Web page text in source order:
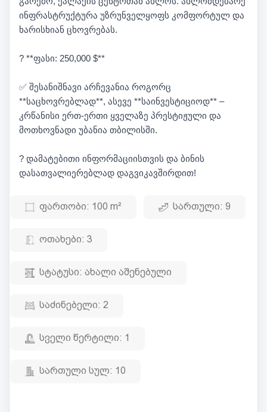
ინფრასტრუქტურა უზრუნველყოფს კომფორტულ და
ხარისხიან ცხოვრებას.
? **ფასი: 250,000 $**
✅ შესანიშნავი არჩევანია როგორც
**საცხოვრებლად**, ასევე **საინვესტიციოდ** –
კრწანისი ერთ-ერთი ყველაზე პრესტიჟული და
მოთხოვნადი უბანია თბილისში.
? დამატებითი ინფორმაციისთვის და ბინის
დასათვალიერებლად დაგვიკავშირდით!
ფართობი: 100 m² სართული: 9
ოთახები: 3
სტატუსი: ახალი აშენებული
საძინებელი: 2
სველი წერტილი: 1
სართული სულ: 10